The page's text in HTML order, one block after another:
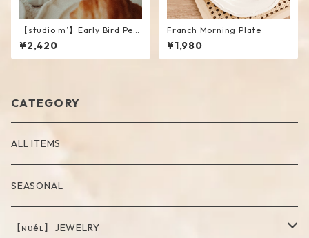
【studio m’】Early Bird Peti
t Bowl
¥2,420
Franch Morning Plate
¥1,980
CATEGORY
ALL ITEMS
SEASONAL
【ɴᴜéʟ】JEWELRY